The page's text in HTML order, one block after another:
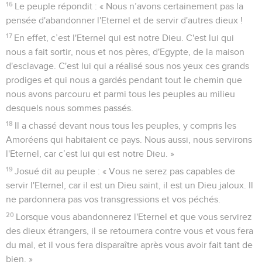
16
Le peuple répondit : « Nous n’avons certainement pas la
pensée d'abandonner l'Eternel et de servir d'autres dieux !
17 En effet, c’est l'Eternel qui est notre Dieu. C'est lui qui
nous a fait sortir, nous et nos pères, d'Egypte, de la maison
d'esclavage. C'est lui qui a réalisé sous nos yeux ces grands
prodiges et qui nous a gardés pendant tout le chemin que
nous avons parcouru et parmi tous les peuples au milieu
desquels nous sommes passés.
18
Il a chassé devant nous tous les peuples, y compris les
Amoréens qui habitaient ce pays. Nous aussi, nous servirons
l'Eternel, car c’est lui qui est notre Dieu. »
19 Josué dit au peuple : « Vous ne serez pas capables de
servir l'Eternel, car il est un Dieu saint, il est un Dieu jaloux. Il
ne pardonnera pas vos transgressions et vos péchés.
20
Lorsque vous abandonnerez l'Eternel et que vous servirez
des dieux étrangers, il se retournera contre vous et vous fera
du mal, et il vous fera disparaître après vous avoir fait tant de
bien. »